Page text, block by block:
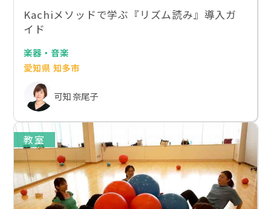
Kachiメソッドで学ぶ『リズム読み』導入ガ
イド
楽器・音楽
愛知県 知多市
可知 奈尾子
教室